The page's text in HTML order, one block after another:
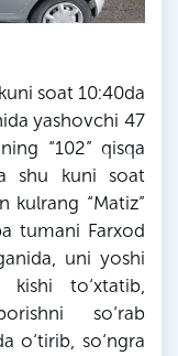
soat 10:40da
yashovchi 47
“102” qisqa
shu kuni soat
kulrang “Matiz”
tumani Farxod
, uni yoshi
kishi to‘xtatib,
so‘rab
o‘tirib, so‘ngra